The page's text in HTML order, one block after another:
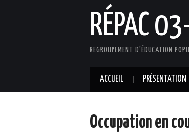
RÉPAC
REGROUPEMENT D'ÉDUCATION
ACCUEIL PRÉSENTATION
Occupation en